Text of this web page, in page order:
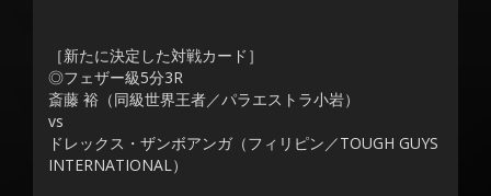
［新たに決定した対戦カード］
◎フェザー級5分3R
斎藤 裕（同級世界王者／パラエストラ小岩）
vs
ドレックス・ザンボアンガ（フィリピン／TOUGH GUYS
INTERNATIONAL）